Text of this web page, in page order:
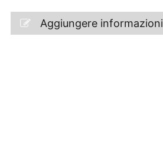
Aggiungere informazioni